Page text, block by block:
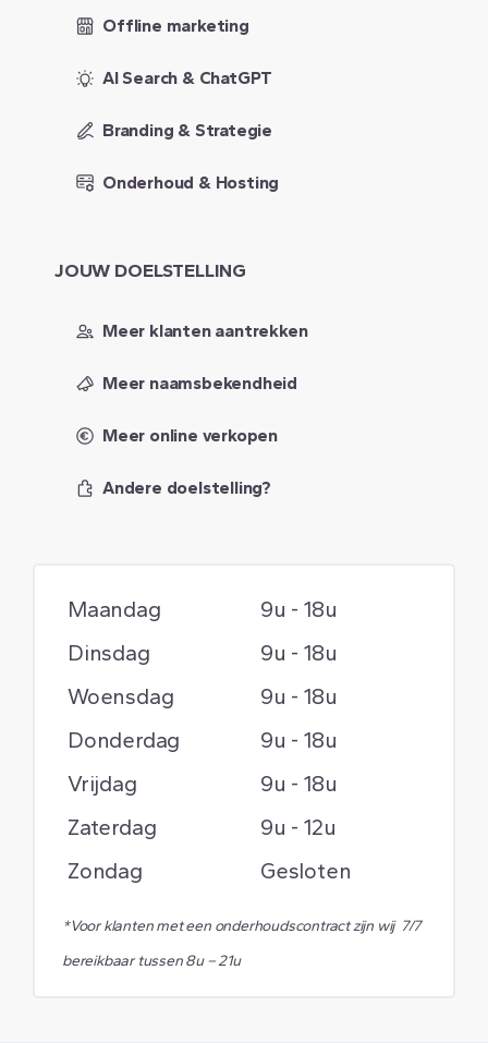
Offline marketing
AI Search & ChatGPT
Branding & Strategie
Onderhoud & Hosting
JOUW DOELSTELLING
Meer klanten aantrekken
Meer naamsbekendheid
Meer online verkopen
Andere doelstelling?
Maandag
Dinsdag
Woensdag
Donderdag
Vrijdag
Zaterdag
Zondag
9u - 18u
9u - 18u
9u - 18u
9u - 18u
9u - 18u
9u - 12u
Gesloten
*Voor klanten met een onderhoudscontract zijn wij 7/7
bereikbaar tussen 8u – 21u